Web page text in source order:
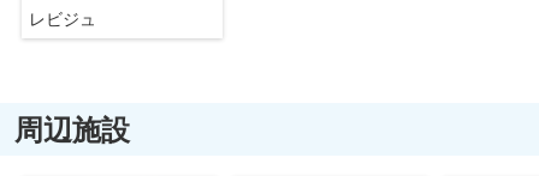
レビジュ
周辺施設